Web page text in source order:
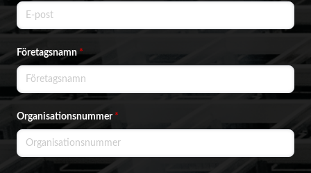
Företagsnamn*
Organisationsnummer *